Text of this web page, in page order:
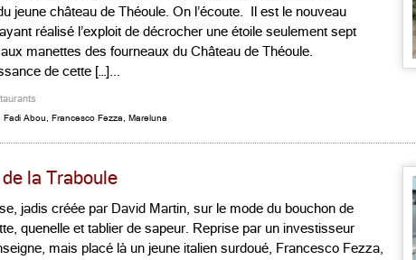
jeune château de Théoule. On l’écoute. Il est le nouveau
réalisé l’exploit de décrocher une étoile seulement sept
manettes des fourneaux du Château de Théoule.
de cette […]...
Fadi Abou Francesco Fezza Mareluna
de la Traboule
jadis créée par David Martin, sur le mode du bouchon de
quenelle et tablier de sapeur. Reprise par un investisseur
mais placé là un jeune italien surdoué, Francesco Fezza,